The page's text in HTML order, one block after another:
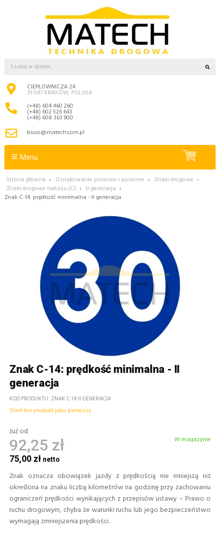
CIEPŁOWNICZA 24
31-587 KRAKÓW, POLSKA
(+48) 604 460 260
(+48) 602 526 643
(+48) 608 363 900
biuro@matech.com.pl
Menu
Strona główna › Oznakowanie pionowe i poziome › Znaki drogowe ›
Znaki drogowe nakazu (C) › II generacja ›
Znak C-14: prędkość minimalna - II generacja
Znak C-14: prędkość minimalna - II
generacja
KOD PRODUKTU ZNAK C-14 II GENERACJA
Oceń ten produkt jako pierwszy
Już od
92,25 zł
75,00 zł
W magazynie
Znak oznacza obowiązek jazdy z prędkością nie mniejszą niż
określona na znaku liczbą kilometrów na godzinę przy zachowaniu
ograniczeń prędkości wynikających z przepisów ustawy – Prawo o
ruchu drogowym, chyba że warunki ruchu lub jego bezpieczeństwo
wymagają zmniejszenia prędkości.